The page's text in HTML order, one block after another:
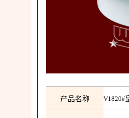
产品名称